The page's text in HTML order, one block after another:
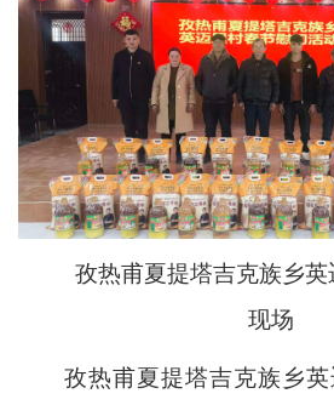
孜热甫夏提塔吉克族乡
现场
孜热甫夏提塔吉克族乡